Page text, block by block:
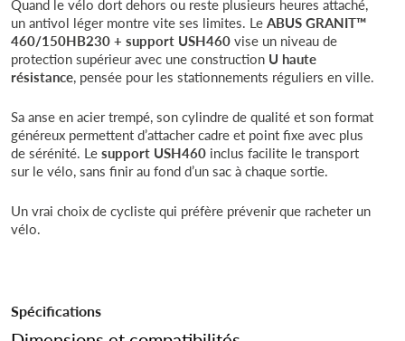
Quand le vélo dort dehors ou reste plusieurs heures attaché,
un antivol léger montre vite ses limites. LeABUS GRANIT™
460/150HB230 + support USH460vise un niveau de
protection supérieur avec une construction U haute
résistance, pensée pour les stationnements réguliers en ville.
Sa anse en acier trempé, son cylindre de qualité et son format
généreux permettent d’attacher cadre et point fixe avec plus
de sérénité. Lesupport USH460 inclus facilite le transport
sur le vélo, sans finir au fond d’un sac à chaque sortie.
Un vrai choix de cycliste qui préfère prévenir que racheter un
vélo.
Spécifications